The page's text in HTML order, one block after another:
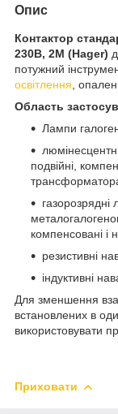
Опис
Контактор
230В, 2М (Hager)
потужний
освітлення ,
Область
Лампи
подвійні,
газорозрядні
компенсовані і
резистивні
індуктивні
Для зменшення
встановлених в
використовувати
Приховати